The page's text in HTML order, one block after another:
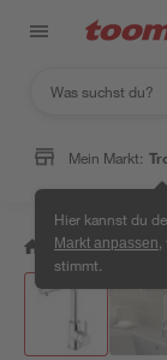
Mein Markt:
Hier kannst du
Markt anpassen
stimmt.
/ Bad & Sanitär